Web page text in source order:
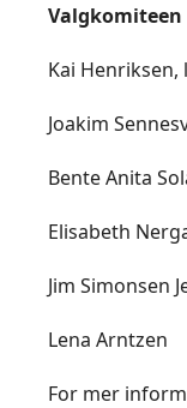
Kai Henriksen,
Joakim
Bente Anita
Elisabeth
Jim Simonsen
Lena Arntzen
For mer